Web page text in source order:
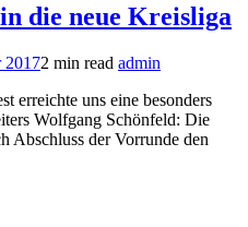
die neue Kreisliga
20172 min read admin
erreichte uns eine besonders
Wolfgang Schönfeld: Die
Abschluss der Vorrunde den